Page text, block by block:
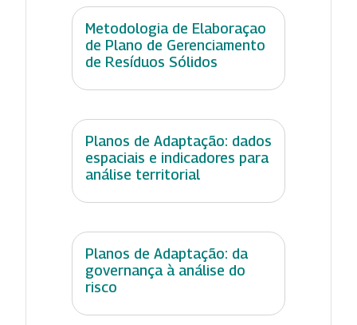
Metodologia de Elaboraçao
de Plano de Gerenciamento
de Resíduos Sólidos
Planos de Adaptação: dados
espaciais e indicadores para
análise territorial
Planos de Adaptação: da
governança à análise do
risco